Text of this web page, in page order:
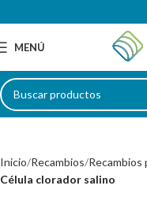
MENÚ
Inicio Recambios Recambios
Célula clorador salino